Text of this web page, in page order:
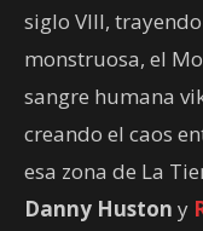
siglo VIII,
monstruosa, el
sangre humana
creando el caos
esa zona de La
Danny Huston y